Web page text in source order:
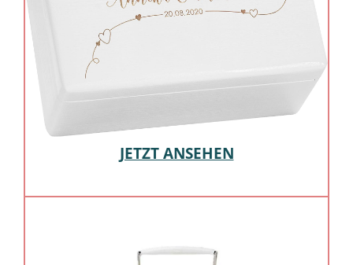
JETZT ANSEHEN